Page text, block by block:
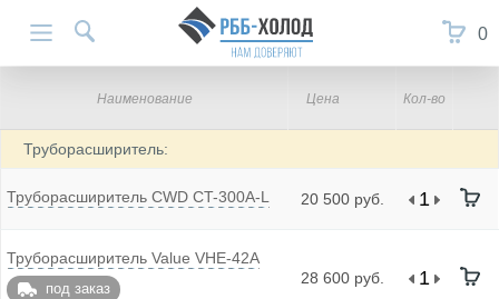
0
Наименование Цена Кол-во
Труборасширитель:
Труборасширитель CWD CT-300A-L 20 500 руб.
Труборасширитель Value VHE-42A
под заказ
28 600 руб.